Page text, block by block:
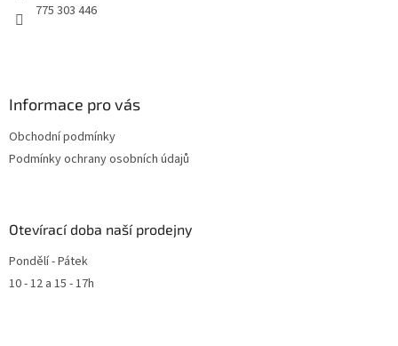
775 303 446
Informace pro vás
Obchodní podmínky
Podmínky ochrany osobních údajů
Otevírací doba naší prodejny
Pondělí - Pátek
10 - 12 a 15 - 17h